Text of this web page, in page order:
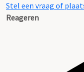
Stel een vraag of
Reageren